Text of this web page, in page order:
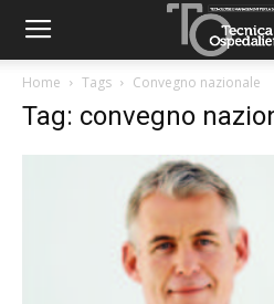
Home Tags Convegno nazionale
Tag: convegno